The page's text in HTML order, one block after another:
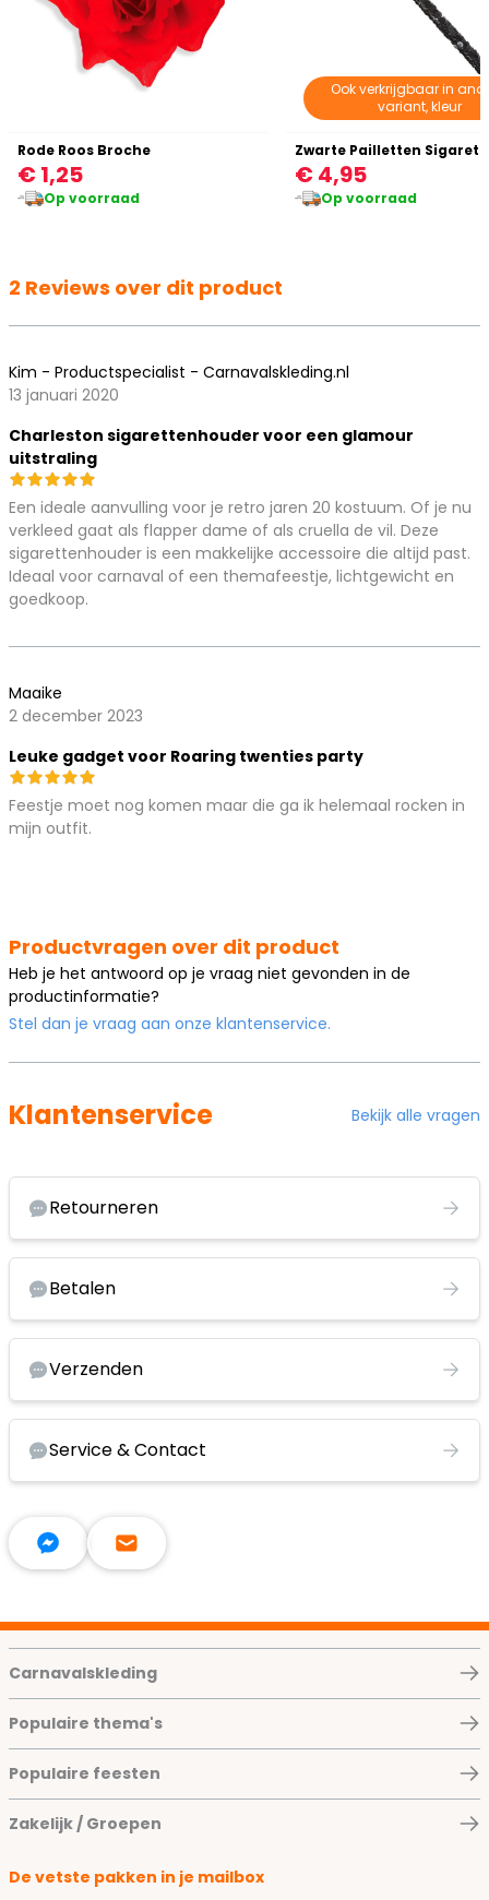
Rode Roos Broche
€ 1,25
Op voorraad
Ook verkrijgbaar in
variant, kleur
€ 4,95
Op voorraad
2 Reviews over dit product
Kim - Productspecialist - Carnavalskleding.nl
13 januari 2020
Charleston sigarettenhouder voor een glamour
uitstraling
Een ideale aanvulling voor je retro jaren 20 kostuum. Of je nu
verkleed gaat als flapper dame of als cruella de vil. Deze
sigarettenhouder is een makkelijke accessoire die altijd past.
Ideaal voor carnaval of een themafeestje, lichtgewicht en
goedkoop.
Maaike
2 december 2023
Leuke gadget voor Roaring twenties party
Feestje moet nog komen maar die ga ik helemaal rocken in
mijn outfit.
Productvragen over dit product
Heb je het antwoord op je vraag niet gevonden in de
productinformatie?
Stel dan je vraag aan onze klantenservice.
Klantenservice Bekijk alle vragen
Retourneren
Betalen
Verzenden
Service & Contact
Carnavalskleding
Populaire thema's
Populaire feesten
Zakelijk / Groepen
De vetste pakken in je mailbox